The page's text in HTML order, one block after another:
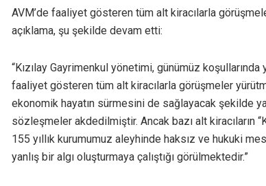
AVM’de faaliyet gösteren tüm alt kiracılarla
açıklama, şu şekilde devam etti:
“Kızılay Gayrimenkul yönetimi, günümüz
faaliyet gösteren tüm alt kiracılarla görüşmeler
ekonomik hayatın sürmesini de sağlayacak şekilde
sözleşmeler akdedilmiştir. Ancak bazı alt kiracıların
155 yıllık kurumumuz aleyhinde haksız ve hukuki
yanlış bir algı oluşturmaya çalıştığı görülmektedir.”